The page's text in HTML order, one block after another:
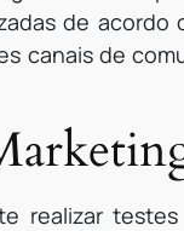
de
canais de
realizar